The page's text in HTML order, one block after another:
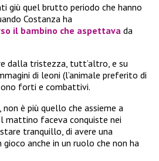
quel brutto periodo che hanno
Costanza ha
il bambino che aspettava da
dalla tristezza, tutt’altro, e su
di leoni (l’animale preferito di
forti e combattivi.
è più quello che assieme a
mattino faceva conquiste nei
tranquillo, di avere una
anche in un ruolo che non ha